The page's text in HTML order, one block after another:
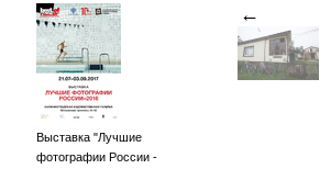
Выставка "Лучшие
фотографии России -
←